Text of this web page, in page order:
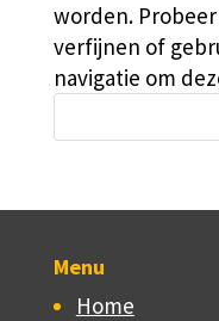
worden.
verfijnen of
navigatie om
Menu
Home